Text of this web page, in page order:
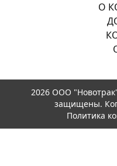
О
2026 ООО
защищены.
Политика